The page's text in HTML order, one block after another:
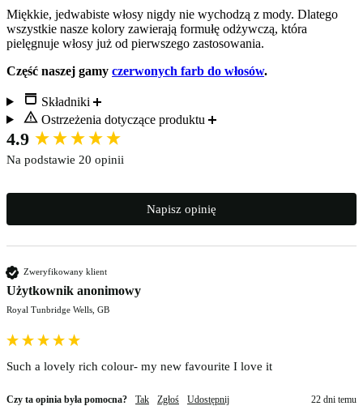
Miękkie, jedwabiste włosy nigdy nie wychodzą z mody. Dlatego
wszystkie nasze kolory zawierają formułę odżywczą, która
pielęgnuje włosy już od pierwszego zastosowania.
Część naszej gamy czerwonych farb do włosów.
Składniki
Ostrzeżenia dotyczące produktu
4.9
Na podstawie 20 opinii
Napisz opinię
Zweryfikowany klient
Użytkownik anonimowy
Royal Tunbridge Wells, GB
Such a lovely rich colour- my new favourite I love it
Czy ta opinia była pomocna? Tak Zgłoś Udostępnij 22 dni temu
New content loaded